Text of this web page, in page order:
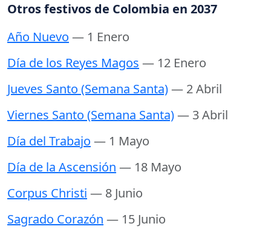
Otros festivos de Colombia en 2037
Año Nuevo — 1 Enero
Día de los Reyes Magos — 12 Enero
Jueves Santo (Semana Santa)— 2 Abril
Viernes Santo (Semana Santa)— 3 Abril
Día del Trabajo — 1 Mayo
Día de la Ascensión — 18 Mayo
Corpus Christi — 8 Junio
Sagrado Corazón — 15 Junio